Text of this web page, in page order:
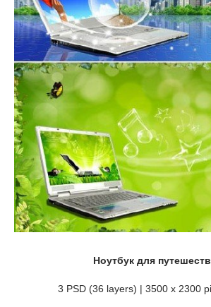
Ноутбук для
3 PSD (36 layers) | 3500 х 2300